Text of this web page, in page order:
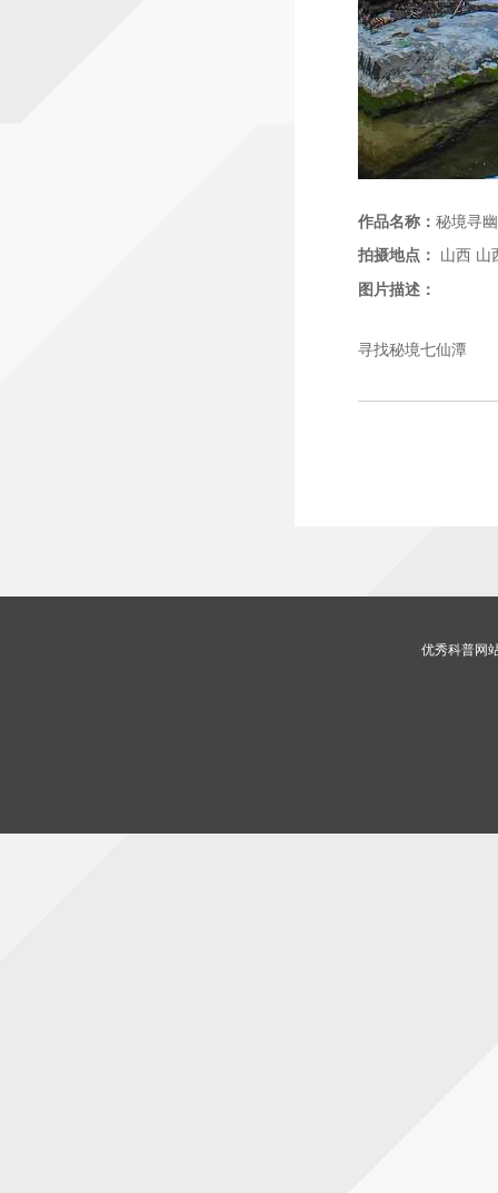
作品名称： 秘境寻幽
拍摄地点：
山西 山
图片描述：
寻找秘境七仙潭
优秀科普网